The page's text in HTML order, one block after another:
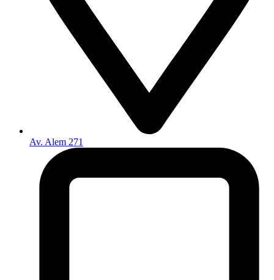
Av. Alem 271